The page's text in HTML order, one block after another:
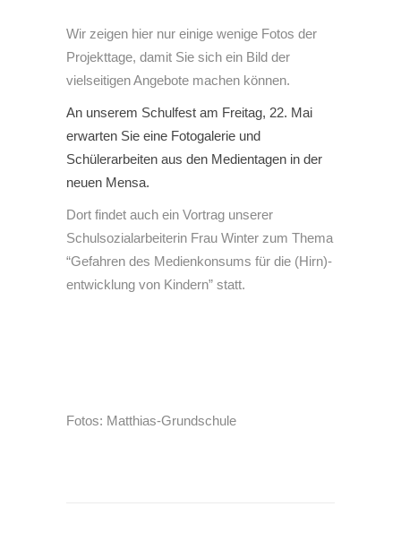
Wir zeigen hier nur einige wenige Fotos der
Projekttage, damit Sie sich ein Bild der
vielseitigen Angebote machen können.
An unserem Schulfest am Freitag, 22. Mai
erwarten Sie eine Fotogalerie und
Schülerarbeiten aus den Medientagen in der
neuen Mensa.
Dort findet auch ein Vortrag unserer
Schulsozialarbeiterin Frau Winter zum Thema
“Gefahren des Medienkonsums für die (Hirn)-
entwicklung von Kindern” statt.
Fotos: Matthias-Grundschule